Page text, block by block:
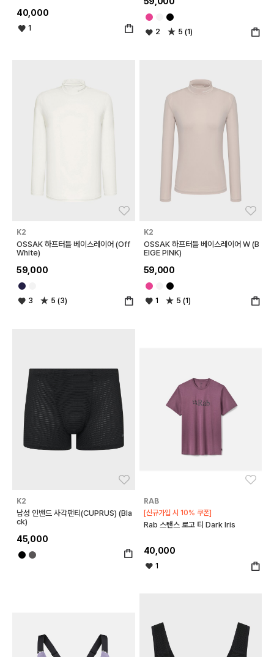
40,000
1 2 5 (1)
K2
OSSAK 하프터틀 베이스레이어 (Off
White)
59,000
3 5 (3)
K2
OSSAK 하프터틀 베이스레이어 W (B
EIGE PINK)
59,000
1 5 (1)
K2
남성 인밴드 사각팬티(CUPRUS) (Bla
ck)
45,000
RAB
[신규가입 시 10% 쿠폰]
Rab 스탠스 로고 티 Dark Iris
40,000
1